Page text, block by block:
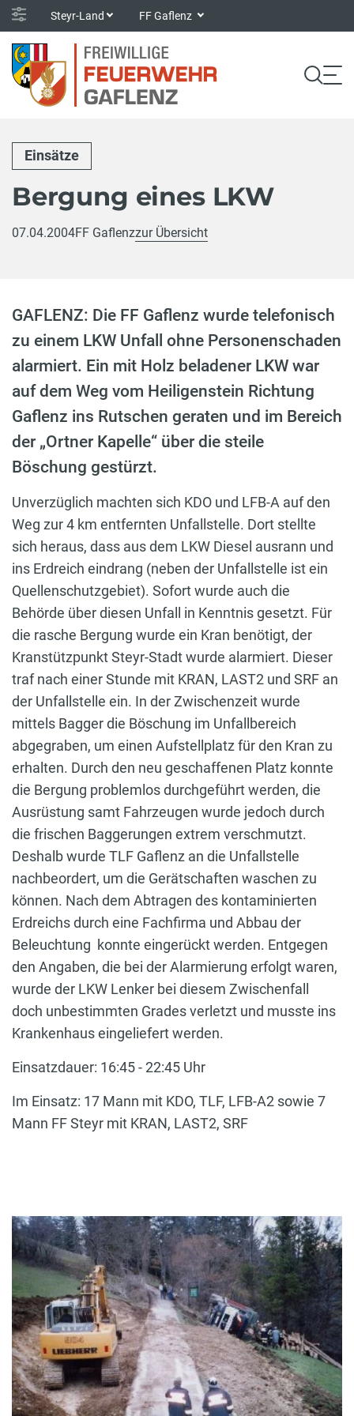
Steyr-Land FF Gaflenz
Einsätze
Bergung eines LKW
07.04.2004FF Gaflenzzur Übersicht
GAFLENZ: Die FF Gaflenz wurde telefonisch
zu einem LKW Unfall ohne Personenschaden
alarmiert. Ein mit Holz beladener LKW war
auf dem Weg vom Heiligenstein Richtung
Gaflenz ins Rutschen geraten und im Bereich
der „Ortner Kapelle“ über die steile
Böschung gestürzt.
Unverzüglich machten sich KDO und LFB-A auf den
Weg zur 4 km entfernten Unfallstelle. Dort stellte
sich heraus, dass aus dem LKW Diesel ausrann und
ins Erdreich eindrang (neben der Unfallstelle ist ein
Quellenschutzgebiet). Sofort wurde auch die
Behörde über diesen Unfall in Kenntnis gesetzt. Für
die rasche Bergung wurde ein Kran benötigt, der
Kranstützpunkt Steyr-Stadt wurde alarmiert. Dieser
traf nach einer Stunde mit KRAN, LAST2 und SRF an
der Unfallstelle ein. In der Zwischenzeit wurde
mittels Bagger die Böschung im Unfallbereich
abgegraben, um einen Aufstellplatz für den Kran zu
erhalten. Durch den neu geschaffenen Platz konnte
die Bergung problemlos durchgeführt werden, die
Ausrüstung samt Fahrzeugen wurde jedoch durch
die frischen Baggerungen extrem verschmutzt.
Deshalb wurde TLF Gaflenz an die Unfallstelle
nachbeordert, um die Gerätschaften waschen zu
können. Nach dem Abtragen des kontaminierten
Erdreichs durch eine Fachfirma und Abbau der
Beleuchtung konnte eingerückt werden. Entgegen
den Angaben, die bei der Alarmierung erfolgt waren,
wurde der LKW Lenker bei diesem Zwischenfall
doch unbestimmten Grades verletzt und musste ins
Krankenhaus eingeliefert werden.
Einsatzdauer: 16:45 - 22:45 Uhr
Im Einsatz: 17 Mann mit KDO, TLF, LFB-A2 sowie 7
Mann FF Steyr mit KRAN, LAST2, SRF